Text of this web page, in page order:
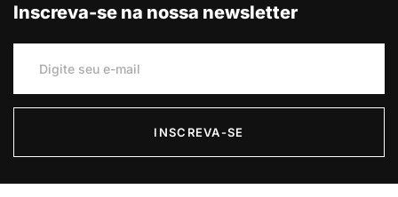
Inscreva-se na nossa newsletter
INSCREVA-SE